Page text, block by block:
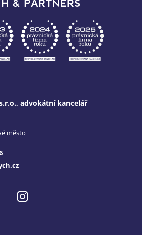
advokátní kancelář
město